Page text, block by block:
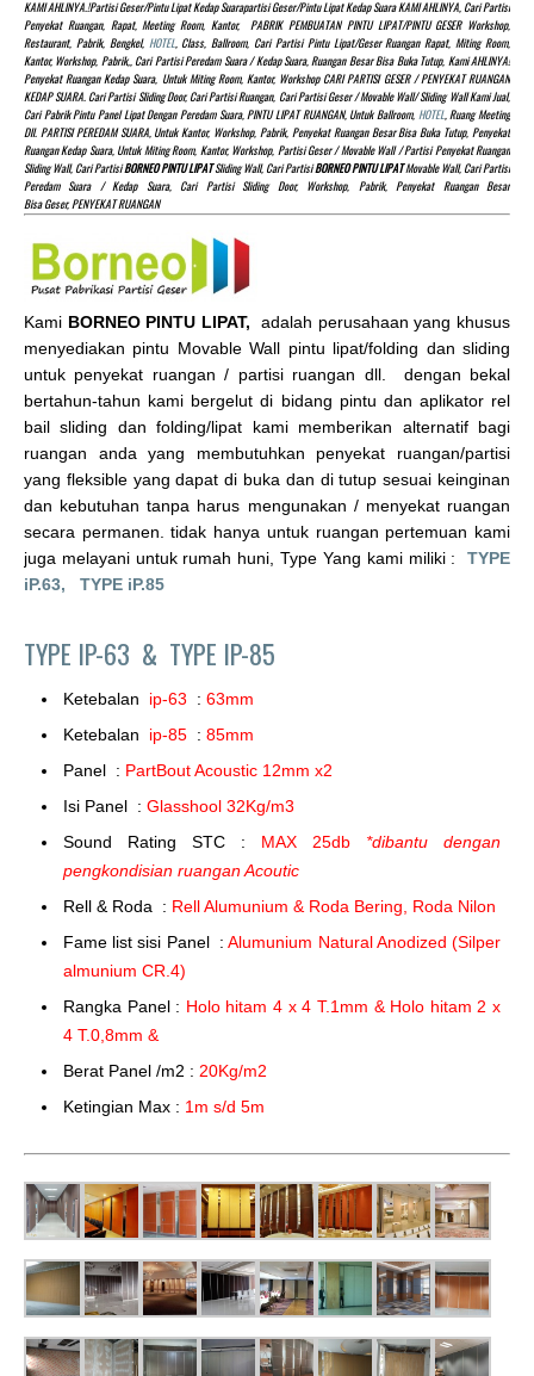
KAMI AHLINYA.!partisi Geser/pintu Lipat Kedap Suarapartisi Geser/pintu Lipat Kedap Suara KAMI AHLINYA, Cari Partisi
Penyekat Ruangan, Rapat, Meeting Room, Kantor, PABRIK PEMBUATAN PINTU LIPAT/PINTU GESER Workshop,
Restaurant, Pabrik, Bengkel, HOTEL, Class, Ballroom, Cari Partisi Pintu Lipat/Geser Ruangan Rapat, Miting Room,
Kantor, Workshop, Pabrik,, Cari Partisi Peredam Suara / Kedap Suara, Ruangan Besar Bisa Buka Tutup, Kami AHLINYA!
Penyekat Ruangan Kedap Suara, Untuk Miting Room, Kantor, Workshop CARI PARTISI GESER / PENYEKAT RUANGAN
KEDAP SUARA. Cari Partisi Sliding Door, Cari Partisi Ruangan, Cari Partisi Geser / Movable Wall/ Sliding Wall Kami Jual,
Cari Pabrik Pintu Panel Lipat Dengan Peredam Suara, PINTU LIPAT RUANGAN, Untuk Ballroom, HOTEL, Ruang Meeting
Dll. PARTISI PEREDAM SUARA, Untuk Kantor, Workshop, Pabrik, Penyekat Ruangan Besar Bisa Buka Tutup, Penyekat
Ruangan Kedap Suara, Untuk Miting Room, Kantor, Workshop, Partisi Geser / Movable Wall / Partisi Penyekat Ruangan
Sliding Wall, Cari PartisiBORNEO PINTU LIPATSliding Wall, Cari PartisiBORNEO PINTU LIPATMovable Wall, Cari Partisi
Peredam Suara / Kedap Suara, Cari Partisi Sliding Door, Workshop, Pabrik, Penyekat Ruangan Besar
Bisa Geser, PENYEKAT RUANGAN
Kami BORNEO PINTU LIPAT, adalah perusahaan yang khusus
menyediakan pintu Movable Wall pintu lipat/folding dan sliding
untuk penyekat ruangan / partisi ruangan dll. dengan bekal
bertahun-tahun kami bergelut di bidang pintu dan aplikator rel
bail sliding dan folding/lipat kami memberikan alternatif bagi
ruangan anda yang membutuhkan penyekat ruangan/partisi
yang fleksible yang dapat di buka dan di tutup sesuai keinginan
dan kebutuhan tanpa harus mengunakan / menyekat ruangan
secara permanen. tidak hanya untuk ruangan pertemuan kami
juga melayani untuk rumah huni, Type Yang kami miliki : TYPE
iP.63, TYPE iP.85
TYPE IP-63 & TYPE IP-85
Ketebalan ip-63 : 63mm
Ketebalan ip-85 : 85mm
Panel : PartBout Acoustic 12mm x2
Isi Panel : Glasshool 32Kg/m3
Sound Rating STC : MAX 25db *dibantu dengan
pengkondisian ruangan Acoutic
Rell & Roda : Rell Alumunium & Roda Bering, Roda Nilon
Fame list sisi Panel :Alumunium Natural Anodized (Silper
almunium CR.4)
Rangka Panel : Holo hitam 4 x 4 T.1mm & Holo hitam 2 x
4 T.0,8mm &
Berat Panel /m2 : 20Kg/m2
Ketingian Max : 1m s/d 5m